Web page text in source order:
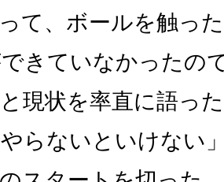
って、ボールを触っ
きていなかったの
現状を率直に語っ
らないといけない